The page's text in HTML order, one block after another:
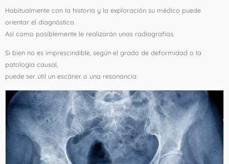
Habitualmente con la historia y la exploración su médico puede
orientar el diagnóstico.
Así como posiblemente le realizarán unas radiografías.
Si bien no es imprescindible, según el grado de deformidad o la
patología causal,
puede ser útil un escáner o una resonancia.